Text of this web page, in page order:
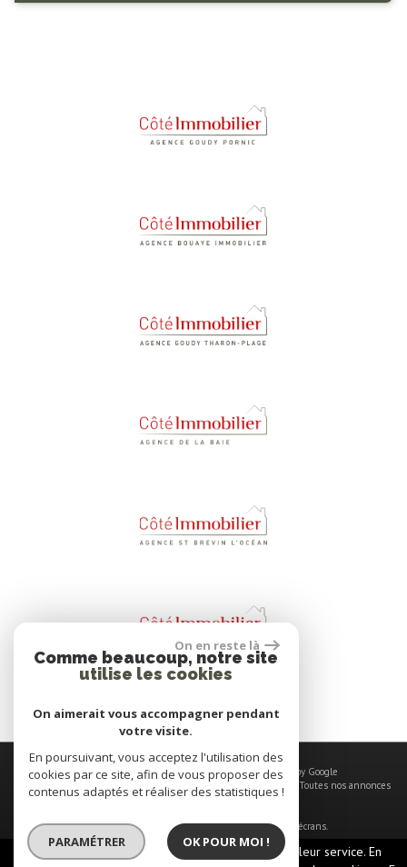
© 2026 | Tous droits réservés | Traduction powered by Google
- Mentions légales - Nos honoraires - Toutes nos annonces
un seul site adaptable à tous les types d'écrans.
On en reste là
Comme beaucoup, notre site
utilise les cookies
On aimerait vous accompagner pendant
votre visite.
En poursuivant, vous acceptez l'utilisation des
cookies par ce site, afin de vous proposer des
contenus adaptés et réaliser des statistiques !
PARAMÉTRER OK POUR MOI !
Ce site utilise des cookies pour vous offrir le meilleur service. En